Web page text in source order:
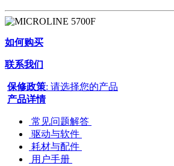
如何购买
联系我们
保修政策: 请选择您的产品
产品详情
常见问题解答
驱动与软件
耗材与配件
用户手册